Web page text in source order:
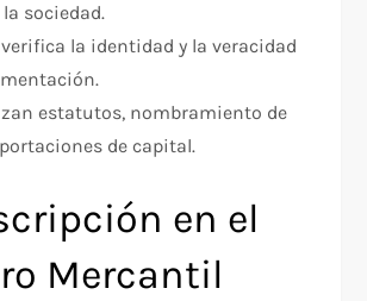
sociedad.
la identidad y la veracidad
estatutos, nombramiento de
de capital.
en el
Mercantil